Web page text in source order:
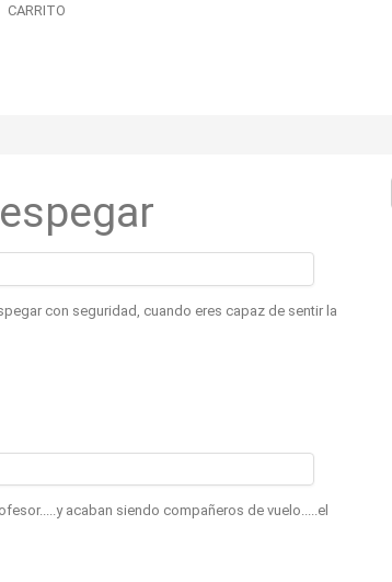
CARRITO
con seguridad, cuando eres capaz de sentir la
acaban siendo compañeros de vuelo.....el